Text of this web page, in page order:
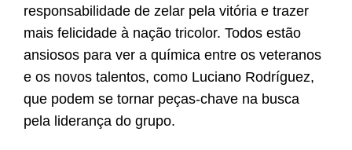
responsabilidade de zelar pela vitória e trazer
mais felicidade à nação tricolor. Todos estão
ansiosos para ver a química entre os veteranos
e os novos talentos, como Luciano Rodríguez,
que podem se tornar peças-chave na busca
pela liderança do grupo.